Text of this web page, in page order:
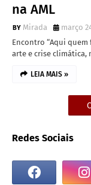
na AML
Mirada
março
Encontro “Aqui quem
arte e crise climática,
LEIA MAIS »
Redes Sociais